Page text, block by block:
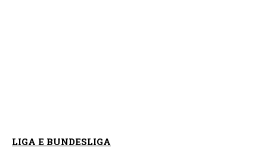
LIGA E BUNDESLIGA